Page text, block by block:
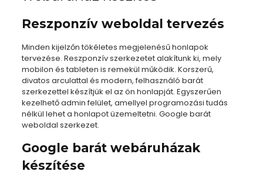
Reszponzív weboldal tervezés
Minden kijelzőn tökéletes megjelenésű honlapok
tervezése. Reszponzív szerkezetet alakítunk ki, mely
mobilon és tableten is remekül működik. Korszerű,
divatos arculattal és modern, felhasználó barát
szerkezettel készítjük el az ön honlapját. Egyszerűen
kezelhető admin felület, amellyel programozási tudás
nélkül lehet a honlapot üzemeltetni. Google barát
weboldal szerkezet.
Google barát webáruházak
készítése